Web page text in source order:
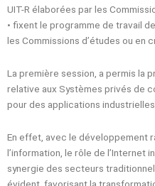
UIT-R élaborées par les
• fixent le programme de travail
les Commissions d’études ou en
La première session, a permis la
relative aux Systèmes privés de
pour des applications
En effet, avec le développement
l’information, le rôle de l’Internet
synergie des secteurs